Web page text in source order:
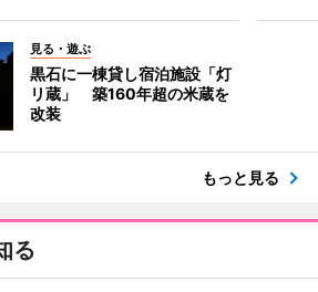
見る・遊ぶ
黒石に一棟貸し宿泊施設「灯
リ蔵」 築160年超の米蔵を
改装
もっと見る
る